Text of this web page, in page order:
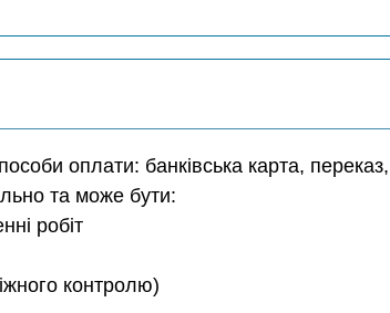
оплати: банківська карта, переказ,
та може бути:
робіт
контролю)